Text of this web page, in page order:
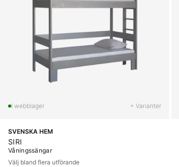
+ Varianter
SVENSKA HEM
SIRI
Våningssängar
Välj bland flera utförande